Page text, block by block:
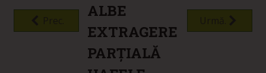
ALBE
EXTRAGERE
PARȚIALĂ